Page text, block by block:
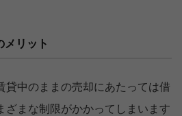
メリット
貸中のままの売却にあたっては借
ざまな制限がかかってしまいます